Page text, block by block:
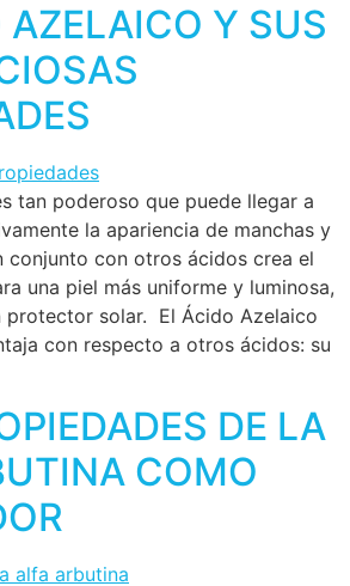
AZELAICO Y SUS
tan poderoso que puede llegar a
la apariencia de manchas y
conjunto con otros ácidos crea el
una piel más uniforme y luminosa,
protector solar. El Ácido Azelaico
con respecto a otros ácidos: su
DE LA
COMO